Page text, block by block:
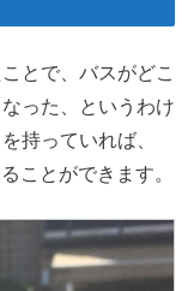
とで、バスがどこ
った、というわけ
持っていれば、
ことができます。